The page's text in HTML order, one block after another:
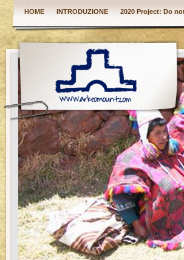
HOME INTRODUZIONE 2020 Project: Do